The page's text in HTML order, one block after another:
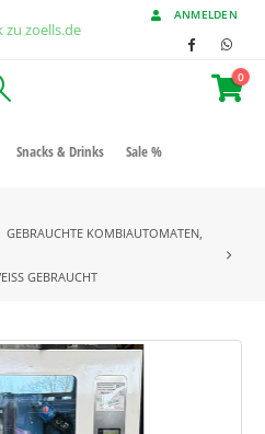
zu zoells.de
ANMELDEN
0
Snacks & Drinks Sale %
GEBRAUCHTE KOMBIAUTOMATEN,
GEBRAUCHT